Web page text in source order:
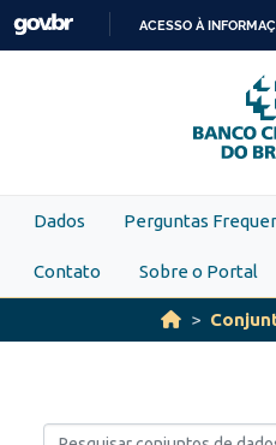
Skip to main content
ACESSO À
Dados Perguntas
Contato Sobre o Portal